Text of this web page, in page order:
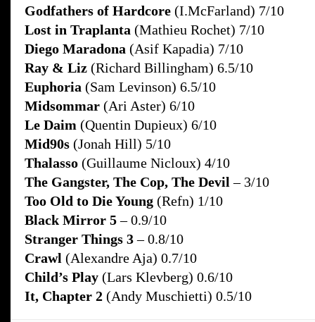
Godfathers of Hardcore (I.McFarland) 7/10
Lost in Traplanta (Mathieu Rochet) 7/10
Diego Maradona (Asif Kapadia) 7/10
Ray & Liz (Richard Billingham) 6.5/10
Euphoria (Sam Levinson) 6.5/10
Midsommar (Ari Aster) 6/10
Le Daim (Quentin Dupieux) 6/10
Mid90s (Jonah Hill) 5/10
Thalasso (Guillaume Nicloux) 4/10
The Gangster, The Cop, The Devil – 3/10
Too Old to Die Young (Refn) 1/10
Black Mirror 5– 0.9/10
Stranger Things 3– 0.8/10
Crawl (Alexandre Aja) 0.7/10
Child’s Play (Lars Klevberg) 0.6/10
It, Chapter 2 (Andy Muschietti) 0.5/10